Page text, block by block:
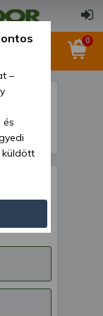
0
a
–
és
és a